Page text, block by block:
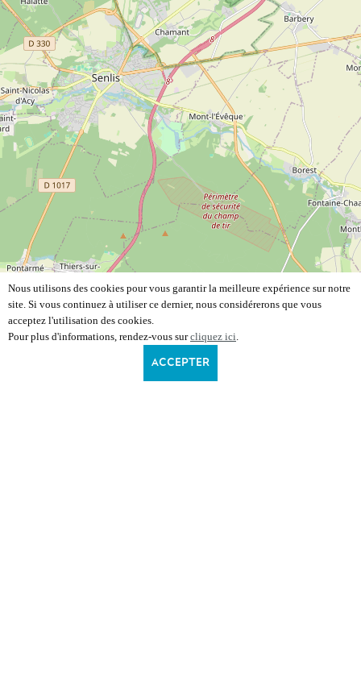
Nous utilisons des cookies pour vous garantir la meilleure expérience sur notre
site. Si vous continuez à utiliser ce dernier, nous considérerons que vous
acceptez l'utilisation des cookies.
Pour plus d'informations, rendez-vous surcliquez ici.
ACCEPTER